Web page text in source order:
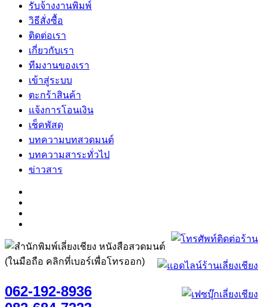
รับจ้างงานพิมพ์
วิธีสั่งซื้อ
ติดต่อเรา
เกี่ยวกับเรา
ทีมงานของเรา
เข้าสู่ระบบ
ตะกร้าสินค้า
แจ้งการโอนเงิน
เช็คพัสดุ
บทความบทสวดมนต์
บทความสาระทั่วไป
ข่าวสาร
(ในมือถือ คลิกที่เบอร์เพื่อโทรออก)
062-192-8936